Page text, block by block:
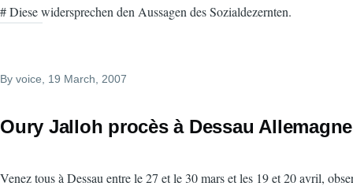
# Diese widersprechen den Aussagen des Sozialdezernten.
By voice, 19 March, 2007
Oury Jalloh procès à Dessau Allemagne
Venez tous à Dessau entre le 27 et le 30 mars et les 19 et 20 avril,